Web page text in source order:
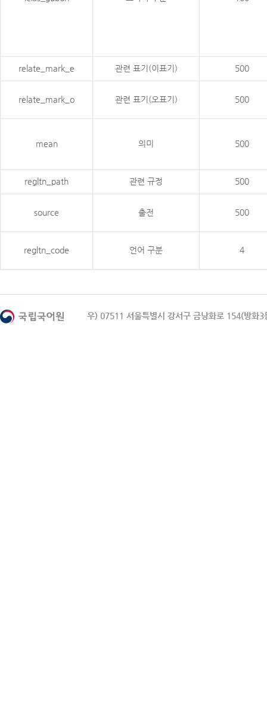
relate_mark_e 관련 표기(이표기) 500
relate_mark_o 관련 표기(오표기) 500
mean 의미 500
regltn_path 관련 규정 500
source 출전 500
regltn_code 언어 구분 4
우) 07511 서울특별시 강서구 금낭화로 154(방화3